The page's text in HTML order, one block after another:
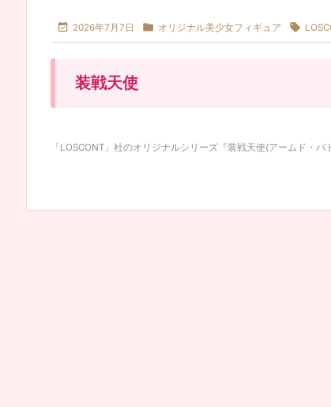
 2026年7月7日  オリジナル美少女フィギュア 
装戦天使
「LOSCONT」社のオリジナルシリーズ『装戦天使(アームド・